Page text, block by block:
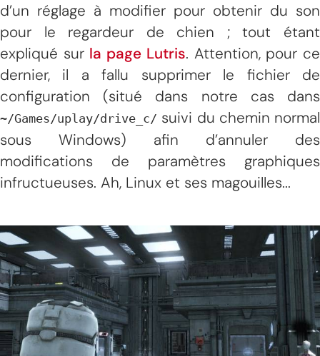
d’un réglage à modifier pour obtenir du son
pour le regardeur de chien ; tout étant
expliqué sur la page Lutris. Attention, pour ce
dernier, il a fallu supprimer le fichier de
configuration (situé dans notre cas dans
~/Games/uplay/drive_c/ suivi du chemin normal
sous Windows) afin d’annuler des
modifications de paramètres graphiques
infructueuses. Ah, Linux et ses magouilles...